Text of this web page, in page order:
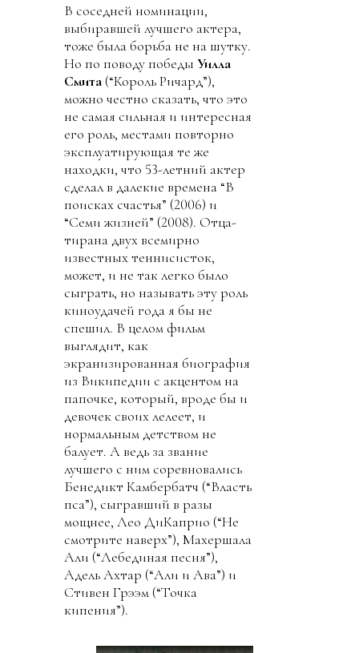
В соседней номинации,
выбиравшей лучшего актера,
тоже была борьба не на шутку.
Но по поводу победы Уилла
Смита(“Король Ричард”),
можно честно сказать, что это
не самая сильная и интересная
его роль, местами повторно
эксплуатирующая те же
находки, что 53-летний актер
сделал в далекие времена “В
поисках счастья” (2006) и
“Семи жизней” (2008). Отца-
тирана двух всемирно
известных теннисисток,
может, и не так легко было
сыграть, но называть эту роль
киноудачей года я бы не
спешил. В целом фильм
выглядит, как
экранизированная биография
из Википедии с акцентом на
папочке, который, вроде бы и
девочек своих лелеет, и
нормальным детством не
балует. А ведь за звание
лучшего с ним соревновались
Бенедикт Камбербатч (“Власть
пса”), сыгравший в разы
мощнее, Лео ДиКаприо (“Не
смотрите наверх”), Махершала
Али (“Лебединая песня”),
Адель Ахтар (“Али и Ава”) и
Стивен Грээм (“Точка
кипения”).